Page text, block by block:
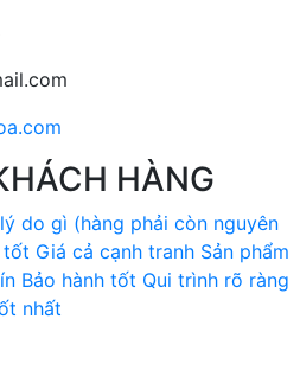
HÀNG
do gì (hàng phải còn nguyên
tốt Giá cả cạnh tranh Sản phẩm
Bảo hành tốt Qui trình rõ ràng
nhất